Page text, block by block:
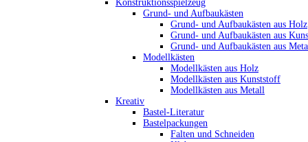
Konstruktionsspielzeug
Grund- und Aufbaukästen
Grund- und Aufbaukästen aus Holz
Grund- und Aufbaukästen aus
Grund- und Aufbaukästen aus
Modellkästen
Modellkästen aus Holz
Modellkästen aus Kunststoff
Modellkästen aus Metall
Kreativ
Bastel-Literatur
Bastelpackungen
Falten und Schneiden